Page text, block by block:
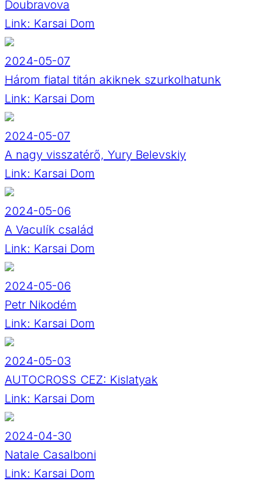
Doubravova
Link: Karsai Dom
2024-05-07
Három fiatal titán akiknek szurkolhatunk
Link: Karsai Dom
2024-05-07
A nagy visszatérő, Yury Belevskiy
Link: Karsai Dom
2024-05-06
A Vaculík család
Link: Karsai Dom
2024-05-06
Petr Nikodém
Link: Karsai Dom
2024-05-03
AUTOCROSS CEZ: Kislatyak
Link: Karsai Dom
2024-04-30
Natale Casalboni
Link: Karsai Dom